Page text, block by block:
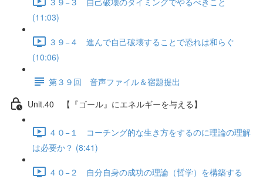
(11:03)
３９−４ 進んで自己破壊することで恐れは和らぐ
(10:06)
第３９回 音声ファイル＆宿題提出
Unit.40 【『ゴール』にエネルギーを与える】
４０−１ コーチング的な生き方をするのに理論の理解
は必要か？ (8:41)
４０−２ 自分自身の成功の理論（哲学）を構築する